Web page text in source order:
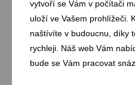
vytvoří se Vám v počítači
uloží ve Vašem prohlížeči.
naštívíte v budoucnu, díky
rychleji. Náš web Vám
bude se Vám pracovat
FCC BEC, s.r.o.
Tel: 420 416